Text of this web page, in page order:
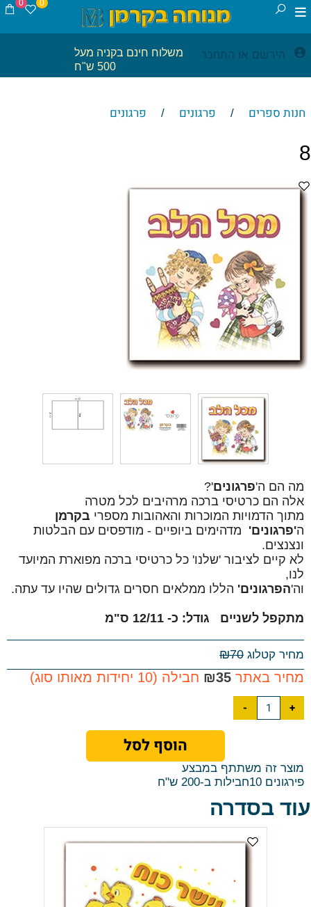
הירשם או התחבר
משלוח חינם בקניה מעל
500 ש"ח
0 0
חנות ספרים / פרגונים / פרגונים
8
מה הם ה'פרגונים'?
אלה הם כרטיסי ברכה מרהיבים לכל מטרה
מתוך הדמויות המוכרות והאהובות מספרי בקרמן
ה'פרגונים' מדהימים ביופיים - מודפסים עם הבלטות
ונצנצים.
לא קיים לציבור 'שלנו' כל כרטיסי ברכה מפוארת המיועד
לנו,
וה'הפרגונים' הללו ממלאים חסרים גדולים שהיו עד עתה.
מתקפל לשניים גודל: כ- 12/11 ס"מ
מחיר קטלוג ₪70
מחיר באתר ₪35 חבילה (10 יחידות מאותו סוג)
הוסף לסל
מוצר זה משתתף במבצע
פירגונים 10חבילות ב-200 ש"ח
עוד בסדרה